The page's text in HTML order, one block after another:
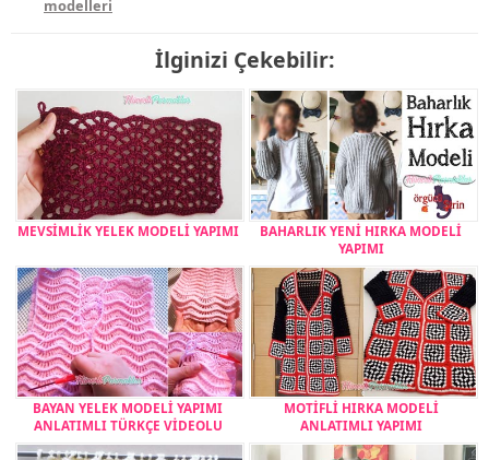
modelleri
İlginizi Çekebilir:
MEVSİMLİK YELEK MODELİ YAPIMI
BAHARLIK YENİ HIRKA MODELİ
YAPIMI
BAYAN YELEK MODELİ YAPIMI
ANLATIMLI TÜRKÇE VİDEOLU
MOTİFLİ HIRKA MODELİ
ANLATIMLI YAPIMI